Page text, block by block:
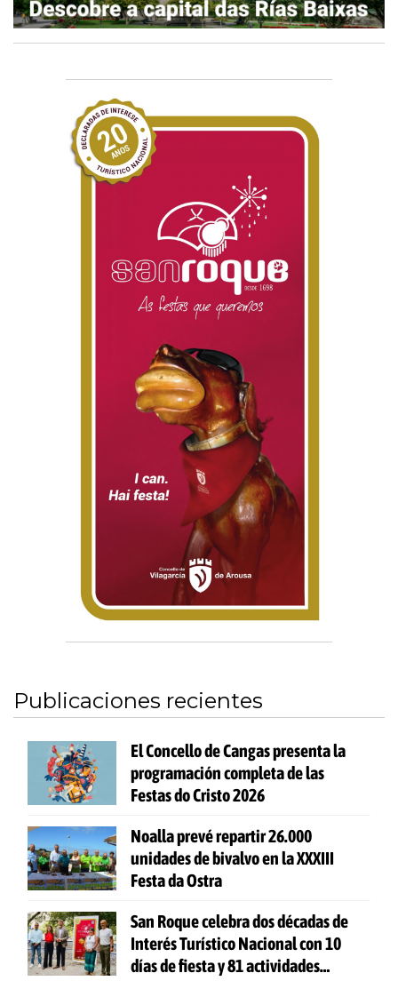
Publicaciones recientes
El Concello de Cangas presenta la
programación completa de las
Festas do Cristo 2026
Noalla prevé repartir 26.000
unidades de bivalvo en la XXXIII
Festa da Ostra
San Roque celebra dos décadas de
Interés Turístico Nacional con 10
días de fiesta y 81 actividades